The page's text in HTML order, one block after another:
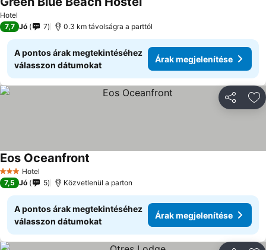
Hotel
7,7 Jó 7 0.3 km távolságra a parttól
A pontos árak megtekintéséhez
válasszon dátumokat
Árak megjelenítése
3 Kategória
Hotel
Eos Oceanfront
7,5 Jó 5 Közvetlenül a parton
A pontos árak megtekintéséhez
válasszon dátumokat
Árak megjelenítése